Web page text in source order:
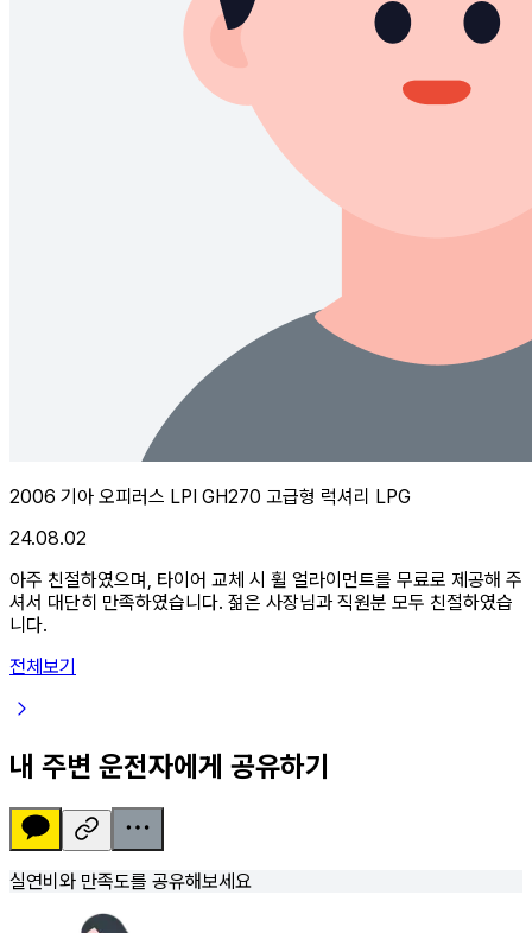
2006 기아 오피러스 LPI GH270 고급형 럭셔리 LPG
24.08.02
아주 친절하였으며, 타이어 교체 시 휠 얼라이먼트를 무료로 제공해 주
셔서 대단히 만족하였습니다. 젊은 사장님과 직원분 모두 친절하였습
니다.
전체보기
내 주변 운전자에게 공유하기
실연비와 만족도를 공유해보세요